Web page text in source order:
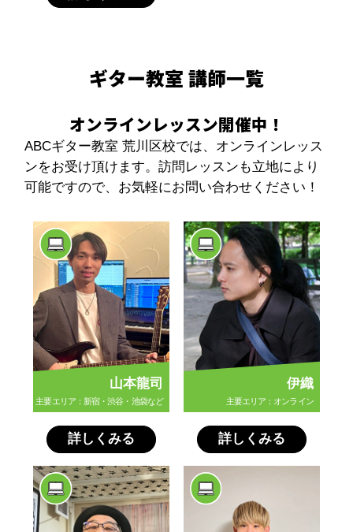
ギター教室 講師一覧
オンラインレッスン開催中！
ABCギター教室 荒川区校では、オンラインレッス
ンをお受け頂けます。訪問レッスンも立地により
可能ですので、お気軽にお問い合わせください！
山本龍司
主要エリア：新宿・渋谷・池袋など
詳しくみる
伊織
主要エリア：オンライン
詳しくみる